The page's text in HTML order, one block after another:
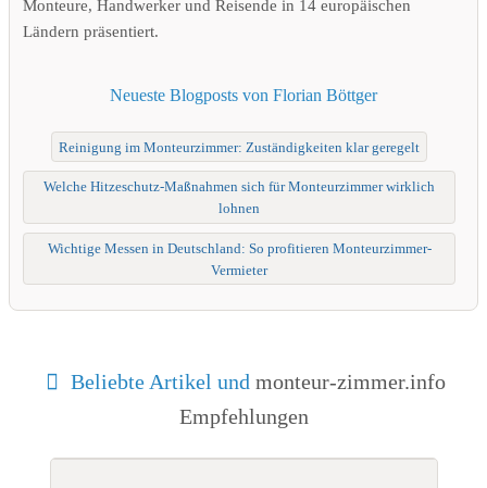
Beliebte Artikel undmonteur-zimmer.info
Empfehlungen
Monteure, Handwerker und Reisende in 14 europäischen
Ländern präsentiert.
Neueste Blogposts von Florian Böttger
Reinigung im Monteurzimmer: Zuständigkeiten klar geregelt
Welche Hitzeschutz-Maßnahmen sich für Monteurzimmer wirklich
lohnen
Wichtige Messen in Deutschland: So profitieren Monteurzimmer-
Vermieter